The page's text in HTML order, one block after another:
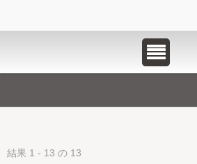
結果 1 - 13 の 13